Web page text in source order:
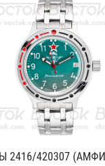
2416/420307